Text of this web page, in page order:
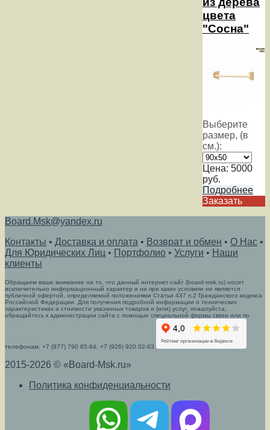
цвета
"Сосна"
Выберите
размер, (в
см.):
Цена: 5000
руб.
Подробнее
Заказать
Board.Msk@yandex.ru
Контакты • Доставка и оплата • Возврат и обмен • О Нас •
Для Юридических Лиц • Портфолио • Услуги • Наши
клиенты
Обращаем ваше внимание на то, что данный интернет-сайт (board-msk.ru) носит
исключительно информационный характер и ни при каких условиях не является
публичной офертой, определяемой положениями Статьи 437 п.2 Гражданского кодекса
Российской Федерации. Для получения подробной информации о технических
характеристиках и стоимости указанных товаров и (или) услуг, пожалуйста,
обращайтесь к администрации сайта с помощью специальной формы связи или по
телефонам: +7 (977) 790 85-84, +7 (926) 920 02-03
2015-2026 © «Board-Msk.ru»
Политика конфиденциальности